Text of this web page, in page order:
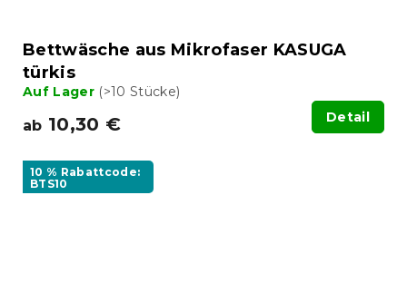
Bettwäsche aus Mikrofaser KASUGA
türkis
Auf Lager (>10 Stücke)
ab 10,30 € Detail
10 % Rabattcode:
BTS10